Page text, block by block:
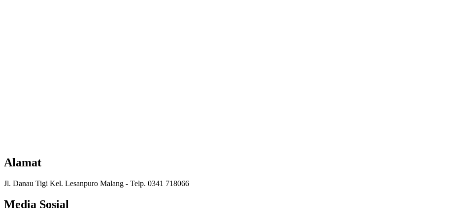
Alamat
Jl. Danau Tigi Kel. Lesanpuro Malang - Telp. 0341 718066
Media Sosial